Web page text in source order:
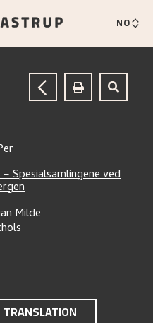
NO
Spesialsamlingene ved
Milde
TRANSLATION